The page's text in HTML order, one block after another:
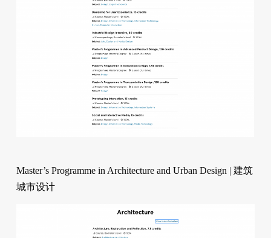
Master’s Programme in Architecture and Urban Design | 建筑
城市设计